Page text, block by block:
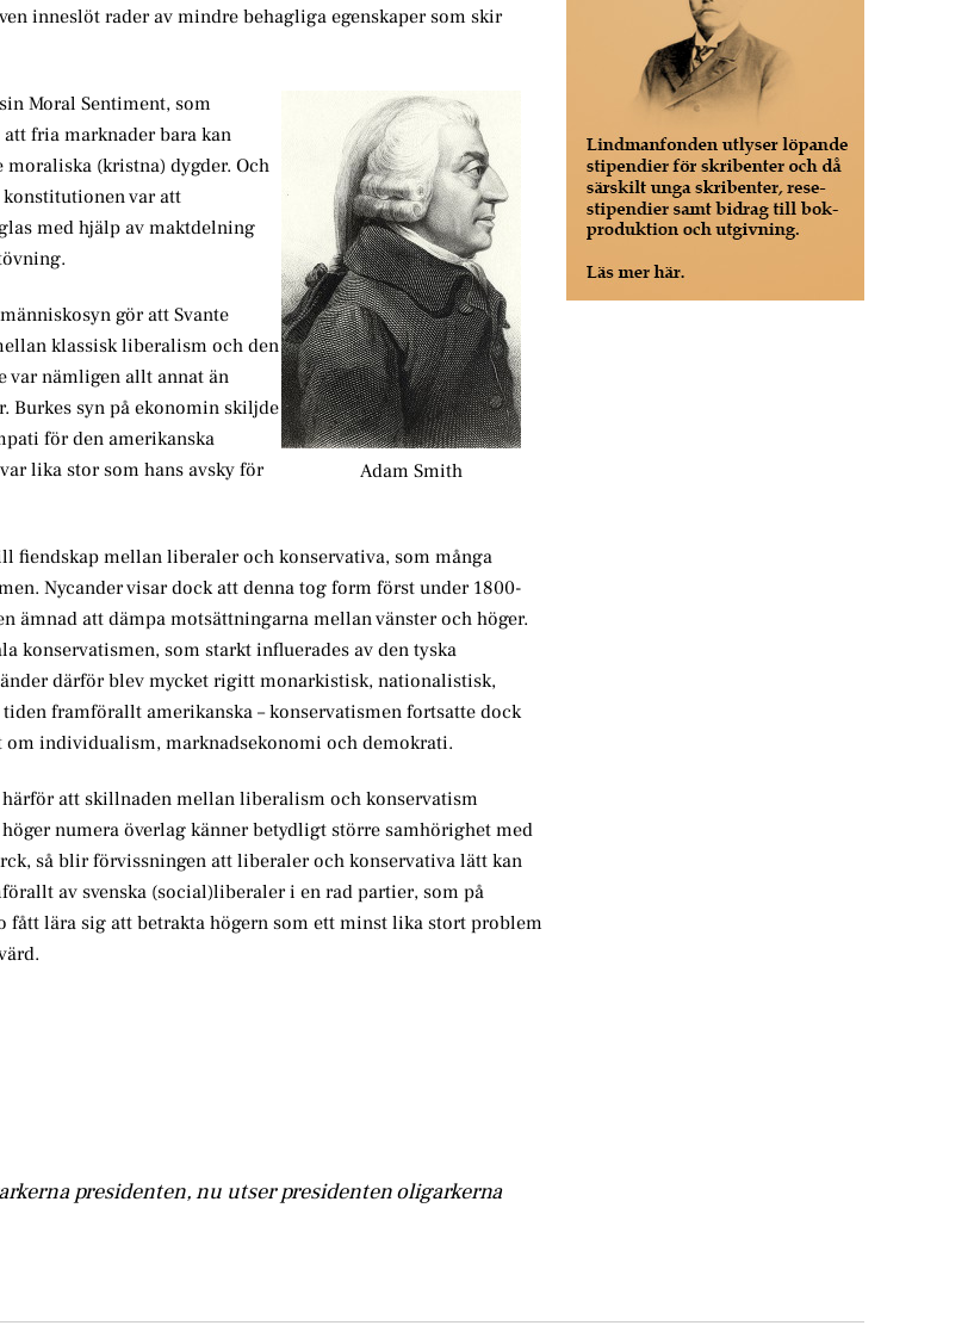
inneslöt rader av mindre behagliga egenskaper som skir
Adam Smith
Moral Sentiment, som
fria marknader bara kan
(kristna) dygder. Och
var att
med hjälp av maktdelning
gör att Svante
klassisk liberalism och den
var nämligen allt annat än
Burkes syn på ekonomin skiljde
för den amerikanska
lika stor som hans avsky för
fiendskap mellan liberaler och konservativa, som många
Nycander visar dock att denna tog form först under 1800-
att dämpa motsättningarna mellan vänster och höger.
konservatismen, som starkt influerades av den tyska
därför blev mycket rigitt monarkistisk, nationalistisk,
framförallt amerikanska – konservatismen fortsatte dock
individualism, marknadsekonomi och demokrati.
härför att skillnaden mellan liberalism och konservatism
numera överlag känner betydligt större samhörighet med
så blir förvissningen att liberaler och konservativa lätt kan
av svenska (social)liberaler i en rad partier, som på
lära sig att betrakta högern som ett minst lika stort problem
presidenten, nu utser presidenten oligarkerna